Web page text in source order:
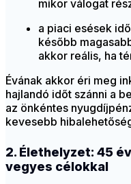
mikor válogat
a piaci esések
később
akkor reális, ha
Évának akkor éri meg
hajlandó időt szánni a
az önkéntes
kevesebb
2. Élethelyzet: 45
vegyes célokkal